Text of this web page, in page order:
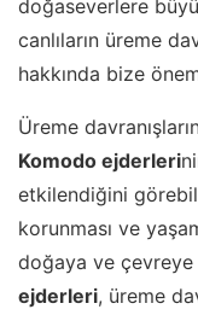
doğaseverlere
canlıların üreme
hakkında bize
Üreme
Komodo ejderleri
etkilendiğini
korunması ve
doğaya ve
ejderleri, üreme